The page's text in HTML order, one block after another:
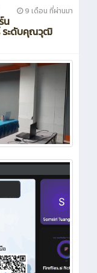
9 เดือน ที่ผ่านมา
น
ระดับคุณวุฒิ